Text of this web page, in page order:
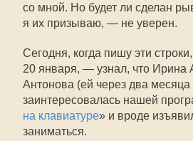
со мной. Но будет ли сделан
я их призываю, — не уверен.
Сегодня, когда пишу эти
20 января, — узнал, что Ирина
Антонова (ей через два месяца
заинтересовалась нашей
на клавиатуре» и вроде
заниматься.